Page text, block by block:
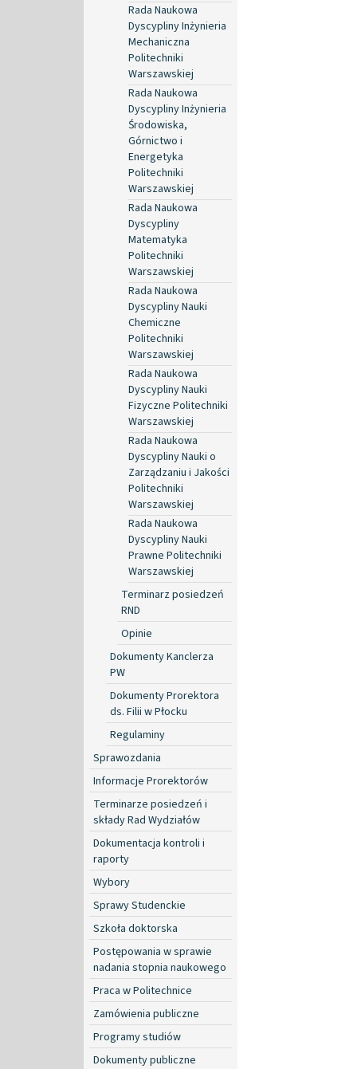
Rada Naukowa
Dyscypliny Inżynieria
Mechaniczna
Politechniki
Warszawskiej
Rada Naukowa
Dyscypliny Inżynieria
Środowiska,
Górnictwo i
Energetyka
Politechniki
Warszawskiej
Rada Naukowa
Dyscypliny
Matematyka
Politechniki
Warszawskiej
Rada Naukowa
Dyscypliny Nauki
Chemiczne
Politechniki
Warszawskiej
Rada Naukowa
Dyscypliny Nauki
Fizyczne Politechniki
Warszawskiej
Rada Naukowa
Dyscypliny Nauki o
Zarządzaniu i Jakości
Politechniki
Warszawskiej
Rada Naukowa
Dyscypliny Nauki
Prawne Politechniki
Warszawskiej
Terminarz posiedzeń
RND
Opinie
Dokumenty Kanclerza
PW
Dokumenty Prorektora
ds. Filii w Płocku
Regulaminy
Sprawozdania
Informacje Prorektorów
Terminarze posiedzeń i
składy Rad Wydziałów
Dokumentacja kontroli i
raporty
Wybory
Sprawy Studenckie
Szkoła doktorska
Postępowania w sprawie
nadania stopnia naukowego
Praca w Politechnice
Zamówienia publiczne
Programy studiów
Dokumenty publiczne